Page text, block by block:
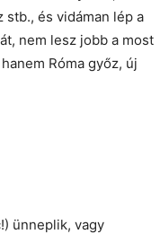
és vidáman lép a
nem lesz jobb a most
Róma győz, új
ünneplik, vagy